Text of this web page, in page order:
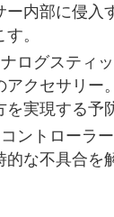
ー内部に侵入
。
ログスティ
アクセサリー
実現する予
コントローラ
的な不具合を